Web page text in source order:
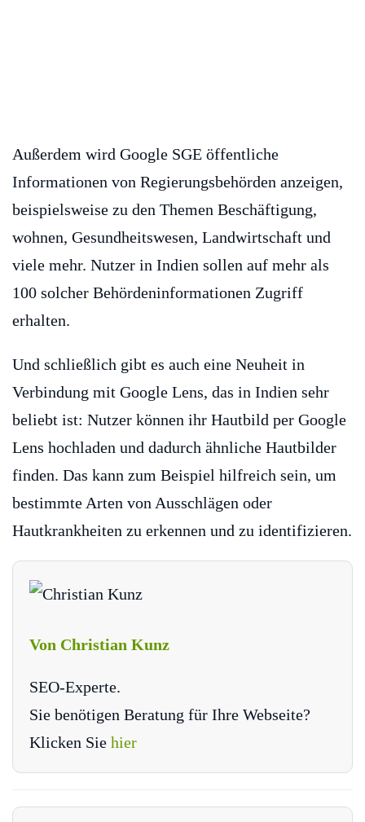
Außerdem wird Google SGE öffentliche
Informationen von Regierungsbehörden anzeigen,
beispielsweise zu den Themen Beschäftigung,
wohnen, Gesundheitswesen, Landwirtschaft und
viele mehr. Nutzer in Indien sollen auf mehr als
100 solcher Behördeninformationen Zugriff
erhalten.
Und schließlich gibt es auch eine Neuheit in
Verbindung mit Google Lens, das in Indien sehr
beliebt ist: Nutzer können ihr Hautbild per Google
Lens hochladen und dadurch ähnliche Hautbilder
finden. Das kann zum Beispiel hilfreich sein, um
bestimmte Arten von Ausschlägen oder
Hautkrankheiten zu erkennen und zu identifizieren.
Von Christian Kunz
SEO-Experte.
Sie benötigen Beratung für Ihre Webseite?
Klicken Sie hier